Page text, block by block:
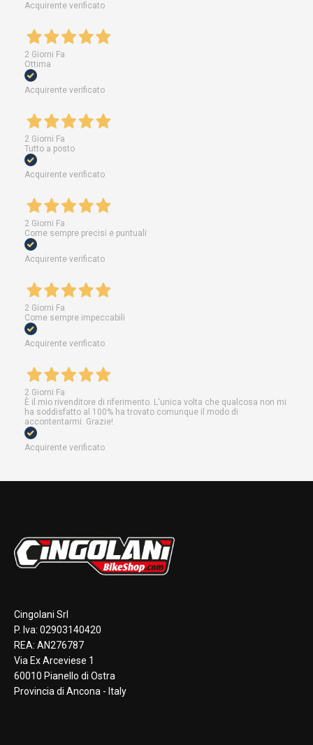
Acquirente verificato
2 Giorni Fa
Ottima
Acquirente verificato
2 Giorni Fa
Tutto a posto
Acquirente verificato
2 Giorni Fa
Come sempre precisi e puntuali
Acquirente verificato
2 Giorni Fa
Come sempre impeccabili
Acquirente verificato
2 Giorni Fa
È il mio rivenditore di riferimento. L'unica volta che qualcosa non mi
ha soddisfatto al 100% ha trovato comunque il modo di
accontentarmi. Grazie!
Acquirente verificato
Cingolani Srl
P. Iva: 02903140420
REA: AN276787
Via Ex Arceviese 1
60010 Pianello di Ostra
Provincia di Ancona - Italy